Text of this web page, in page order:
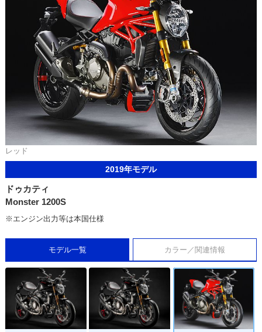
レッド
2019年モデル
ドゥカティ
Monster 1200S
※エンジン出力等は本国仕様
モデル一覧 カラー／関連情報